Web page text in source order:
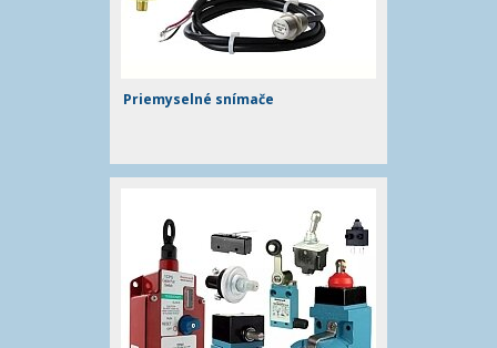
Priemyselné snímače